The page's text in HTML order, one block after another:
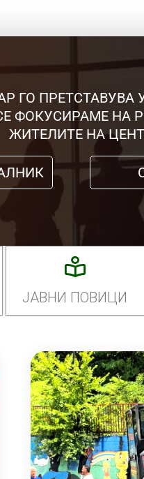
ГО ПРЕТСТАВУВА
ФОКУСИРАМЕ НА
ЖИТЕЛИТЕ НА
ЈАВНИ ПОВИЦИ